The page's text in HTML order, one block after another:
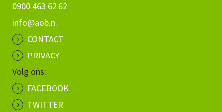
0900 463 62 62
info@aob.nl
CONTACT
PRIVACY
Volg ons:
FACEBOOK
TWITTER